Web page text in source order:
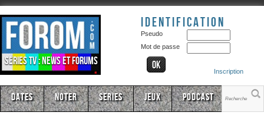
Séries TV : news et forums
Identification
Pseudo
Mot de passe
Inscription
Dates Noter Series Jeux Podcast